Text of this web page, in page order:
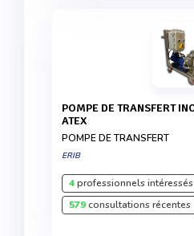
POMPE DE TRANSFERT INOX SUR CHARIOT VER.
ATEX
POMPE DE TRANSFERT
ERIB
4professionnels intéressés
579consultations récentes